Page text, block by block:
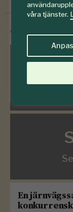
våra tjänster.
/
En